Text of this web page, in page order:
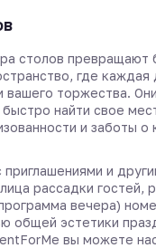
столов превращают
где каждая
торжества.
найти свое
и заботы о
и
рассадки гостей,
вечера)
общей эстетики
вы можете